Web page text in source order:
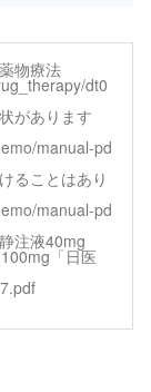
物療法
dt0
があります
manual-pd
ることはあり
manual-pd
注液40mg
「日医